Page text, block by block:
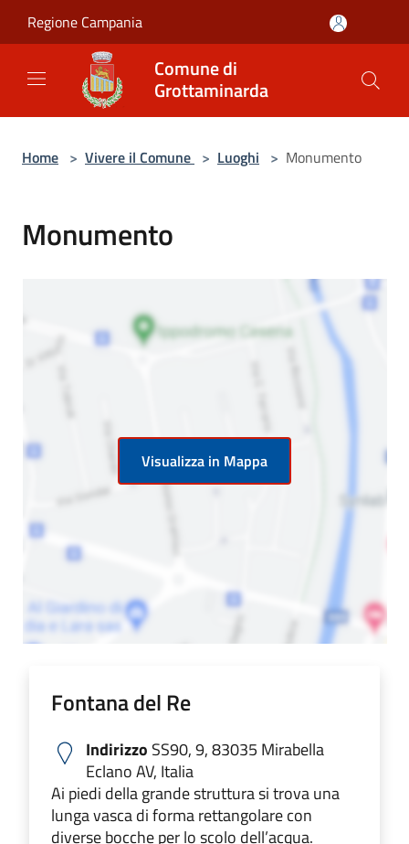
Regione Campania
Comune di
Grottaminarda
Home > Vivere il Comune > Luoghi > Monumento
Monumento
Visualizza in Mappa
Fontana del Re
Indirizzo SS90, 9, 83035 Mirabella
Eclano AV, Italia
Ai piedi della grande struttura si trova una
lunga vasca di forma rettangolare con
diverse bocche per lo scolo dell’acqua.